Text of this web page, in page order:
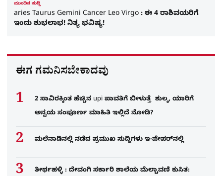
ಮುಂದಿನ ಸುದ್ದಿ
aries Taurus Gemini Cancer Leo Virgo : ಈ 4 ರಾಶಿವಯರಿಗೆ
ಇಂದು ಶುಭಲಾಭ! ನಿತ್ಯ ಭವಿಷ್ಯ!
ಈಗ ಗಮನಿಸಬೇಕಾದವು
2 ಸಾವಿರಕ್ಕಿಂತ ಹೆಚ್ಚಿನ upi ಪಾವತಿಗೆ ಬೀಳುತ್ತೆ ಶುಲ್ಕ, ಯಾರಿಗೆ
ಅನ್ವಯ ಸಂಪೂರ್ಣ ಮಾಹಿತಿ ಇಲ್ಲಿದೆ ನೋಡಿ?
ಮಲೆನಾಡಿನಲ್ಲಿ ನಡೆದ ಪ್ರಮುಖ ಸುದ್ದಿಗಳು ಇ-ಪೇಪರ್​​​​ನಲ್ಲಿ
ತೀರ್ಥಹಳ್ಳಿ : ದೇವಂಗಿ ಸರ್ಕಾರಿ ಶಾಲೆಯ ಮೆಲ್ಚಾವಣಿ ಕುಸಿತ: